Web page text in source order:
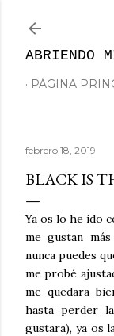
ABRIENDO
PÁGINA
febrero 18, 2019
BLACK IS
Ya os lo he ido
me gustan
nunca puedes
me probé
me quedara
hasta perder
gustara), ya os